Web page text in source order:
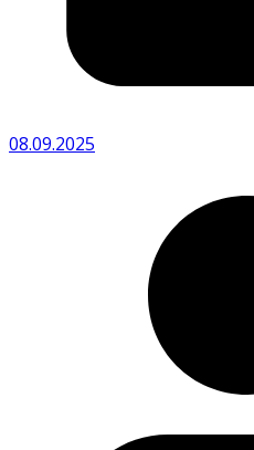
08.09.2025